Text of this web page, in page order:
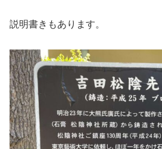
説明書きもあります。